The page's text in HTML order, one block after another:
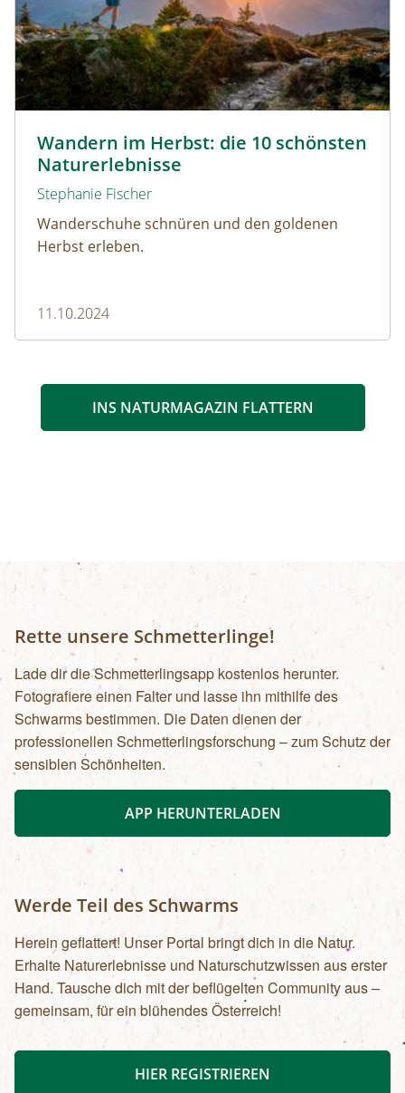
Wandern im Herbst: die 10 schönsten
Naturerlebnisse
Stephanie Fischer
Wanderschuhe schnüren und den goldenen
Herbst erleben.
11.10.2024
INS NATURMAGAZIN FLATTERN
Rette unsere Schmetterlinge!
Lade dir die Schmetterlingsapp kostenlos herunter.
Fotografiere einen Falter und lasse ihn mithilfe des
Schwarms bestimmen. Die Daten dienen der
professionellen Schmetterlingsforschung – zum Schutz der
sensiblen Schönheiten.
APP HERUNTERLADEN
Werde Teil des Schwarms
Herein geflattert! Unser Portal bringt dich in die Natur.
Erhalte Naturerlebnisse und Naturschutzwissen aus erster
Hand. Tausche dich mit der beflügelten Community aus –
gemeinsam, für ein blühendes Österreich!
HIER REGISTRIEREN